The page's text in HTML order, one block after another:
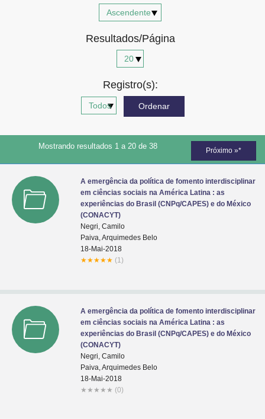
Resultados/Página
Registro(s):
Mostrando resultados 1 a 20 de 38 Próximo »*
A emergência da política de fomento interdisciplinar
em ciências sociais na América Latina : as
experiências do Brasil (CNPq/CAPES) e do México
(CONACYT)
Negri, Camilo
Paiva, Arquimedes Belo
18-Mai-2018
★★★★★ (1)
A emergência da política de fomento interdisciplinar
em ciências sociais na América Latina : as
experiências do Brasil (CNPq/CAPES) e do México
(CONACYT)
Negri, Camilo
Paiva, Arquimedes Belo
18-Mai-2018
★ ★ ★ ★ ★ (0)